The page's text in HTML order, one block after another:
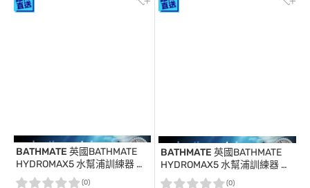
BATHMATE 英國BATHMATE
HYDROMAX5 水幫浦訓練器 藍
色 BM-HM7-AB(0)
BATHMATE 英國BATHMATE
HYDROMAX5 水幫浦訓練器 紅
色
(0)